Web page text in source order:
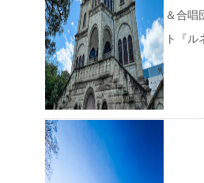
＆合唱
ト『ル